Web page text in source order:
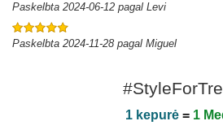
Paskelbta 2024-06-12 pagal Levi
Paskelbta 2024-11-28 pagal Miguel
1 kepurė= 1